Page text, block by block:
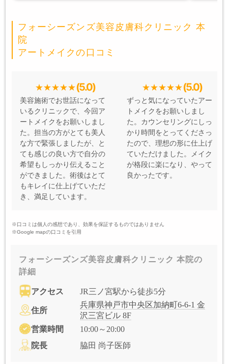
フォーシーズンズ美容皮膚科クリニック 本
院
アートメイクの口コミ
(5.0)
美容施術でお世話になって
いるクリニックで、今回ア
ートメイクをお願いしまし
た。担当の方がとても美人
な方で緊張しましたが、と
ても感じの良い方で自分の
希望もしっかり伝えること
ができました。術後はとて
もキレイに仕上げていただ
き、満足しています。
(5.0)
ずっと気になっていたアー
トメイクをお願いしまし
た。カウンセリングにしっ
かり時間をとってくださっ
たので、理想の形に仕上げ
ていただけました。メイク
が格段に楽になり、やって
良かったです。
※口コミは個人の感想であり、効果を保証するものではありません
※Google mapの口コミを引用
フォーシーズンズ美容皮膚科クリニック 本院の
詳細
アクセス JR三ノ宮駅から徒歩5分
住所
兵庫県神戸市中央区加納町6-6-1 金
沢三宮ビル 8F
営業時間
10:00～20:00
院長
脇田 尚子医師